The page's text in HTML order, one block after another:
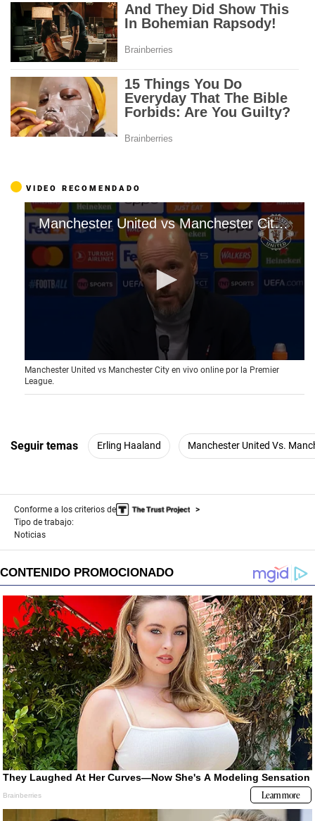
VIDEO RECOMENDADO
Manchester United vs Manchester City en vivo online por la Premier League.
0
s
e
c
s
o
e
c
o
s
Manchester United vs Manchester City en vivo online por la Premier
League.
Seguir temas Erling Haaland Manchester United Vs.
Conforme a los criterios de
Tipo de trabajo:
Noticias